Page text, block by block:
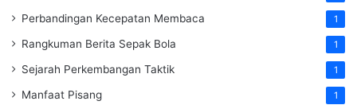
Perbandingan Kecepatan Membaca 1
Rangkuman Berita Sepak Bola 1
Sejarah Perkembangan Taktik 1
Manfaat Pisang 1